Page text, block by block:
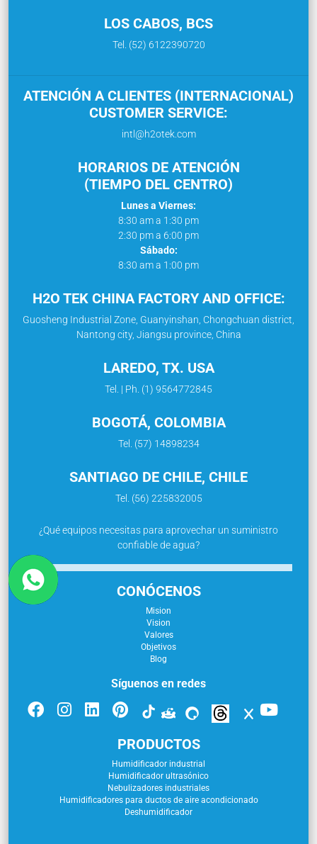
LOS CABOS, BCS
Tel. (52) 6122390720
ATENCIÓN A CLIENTES (INTERNACIONAL)
CUSTOMER SERVICE:
intl@h2otek.com
HORARIOS DE ATENCIÓN
(TIEMPO DEL CENTRO)
Lunes a Viernes:
8:30 am a 1:30 pm
2:30 pm a 6:00 pm
Sábado:
8:30 am a 1:00 pm
H2O TEK CHINA FACTORY AND OFFICE:
Guosheng Industrial Zone, Guanyinshan, Chongchuan district,
Nantong city, Jiangsu province, China
LAREDO, TX. USA
Tel. | Ph. (1) 9564772845
BOGOTÁ, COLOMBIA
Tel. (57) 14898234
SANTIAGO DE CHILE, CHILE
Tel. (56) 225832005
¿Qué equipos necesitas para aprovechar un suministro
confiable de agua?
CONÓCENOS
Mision
Vision
Valores
Objetivos
Blog
Síguenos en redes
PRODUCTOS
Humidificador industrial
Humidificador ultrasónico
Nebulizadores industriales
Humidificadores para ductos de aire acondicionado
Deshumidificador